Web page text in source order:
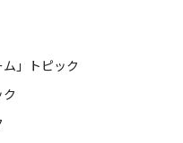
」トピック